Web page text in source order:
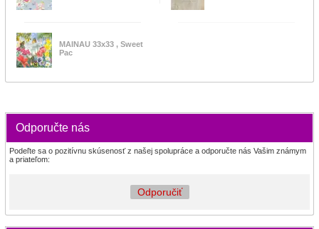
MAINAU 33x33 , Sweet
Pac
Odporučte nás
Podeľte sa o pozitívnu skúsenosť z našej spolupráce a odporučte nás Vašim známym
a priateľom:
Odporučiť